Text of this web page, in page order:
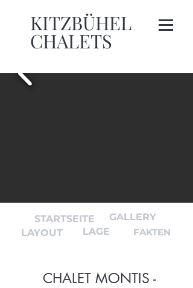
KITZBÜHEL
CHALETS
STARTSEITE
LAYOUT
GALLERY
LAGE
FAKTEN
CHALET MONTIS -